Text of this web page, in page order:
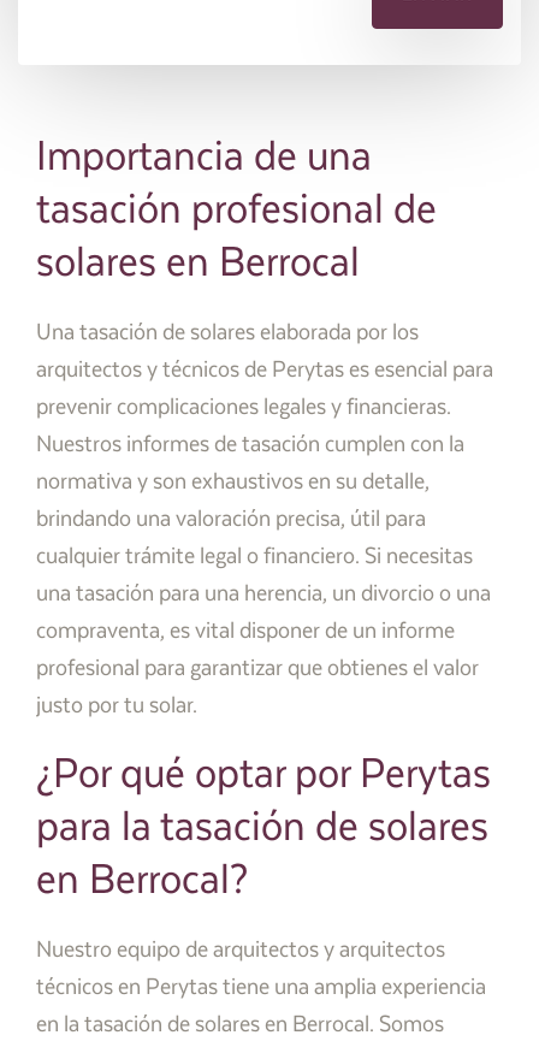
Importancia de una
tasación profesional de
solares en Berrocal
Una tasación de solares elaborada por los
arquitectos y técnicos de Perytas es esencial para
prevenir complicaciones legales y financieras.
Nuestros informes de tasación cumplen con la
normativa y son exhaustivos en su detalle,
brindando una valoración precisa, útil para
cualquier trámite legal o financiero. Si necesitas
una tasación para una herencia, un divorcio o una
compraventa, es vital disponer de un informe
profesional para garantizar que obtienes el valor
justo por tu solar.
¿Por qué optar por Perytas
para la tasación de solares
en Berrocal?
Nuestro equipo de arquitectos y arquitectos
técnicos en Perytas tiene una amplia experiencia
en la tasación de solares en Berrocal. Somos